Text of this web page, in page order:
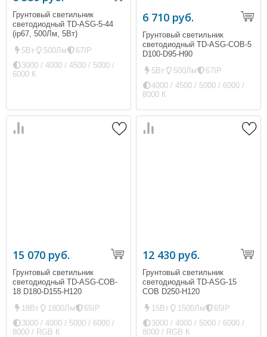
Грунтовый светильник
светодиодный TD-ASG-5-44
(ip67, 500Лм, 5Вт)
5Вт
500Лм
67IP
3000 / 4000 / 4500 / 5000 /
6000 К
6 710 руб.
Грунтовый светильник
светодиодный TD-ASG-COB-5
D100-D95-H90
5Вт
500Лм
67IP
4000 / 4500 / 5000 / 6000 /
8000 К
15 070 руб.
Грунтовый светильник
светодиодный TD-ASG-COB-
18 D180-D155-H120
18Вт
1800Лм
65IP
3000 / 4000 / 5000 / 6000 /
8000 / RGB К
12 430 руб.
Грунтовый светильник
светодиодный TD-ASG-15
COB D250-H120
15Вт
1500Лм
65IP
3000 / 4000 / 5000 / 6000 /
8000 / RGB К